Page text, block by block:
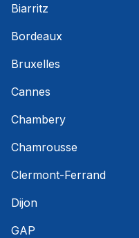
Biarritz
Bordeaux
Bruxelles
Cannes
Chambery
Chamrousse
Clermont-Ferrand
Dijon
GAP